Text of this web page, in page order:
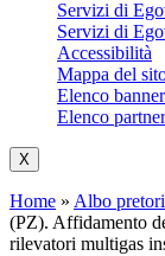
Servizi di
Servizi di
Accessibilità
Mappa del
Elenco banner
Elenco partner
X
Home » Albo
(PZ). Affidamento
rilevatori multigas